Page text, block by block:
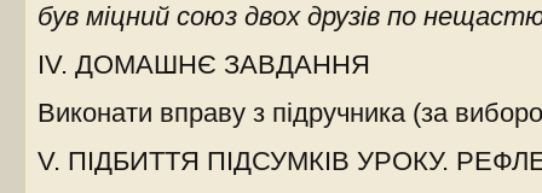
був міцний союз двох друзів по
IV. ДОМАШНЄ ЗАВДАННЯ
Виконати вправу з підручника (за
V. ПІДБИТТЯ ПІДСУМКІВ УРОКУ.